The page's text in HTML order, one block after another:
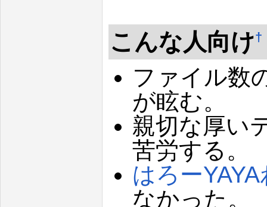
こんな人向け†
ファイル数
が眩む。
親切な厚い
苦労する。
はろー
なかった。